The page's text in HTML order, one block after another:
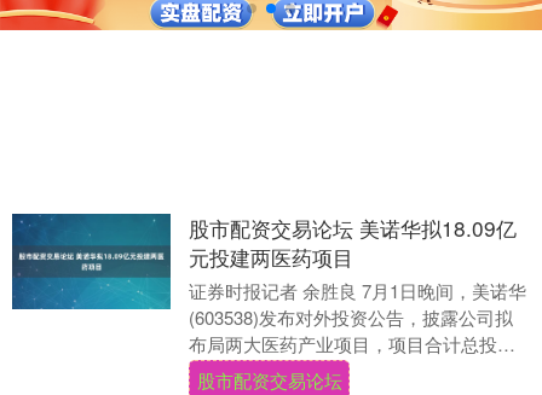
股市配资交易论坛 美诺华拟18.09亿
元投建两医药项目
证券时报记者 余胜良 7月1日晚间，美诺华
(603538)发布对外投资公告，披露公司拟
布局两大医药产业项目，项目合计总投资
额达18.09亿元，完善公司原料药、制....
股市配资交易论坛